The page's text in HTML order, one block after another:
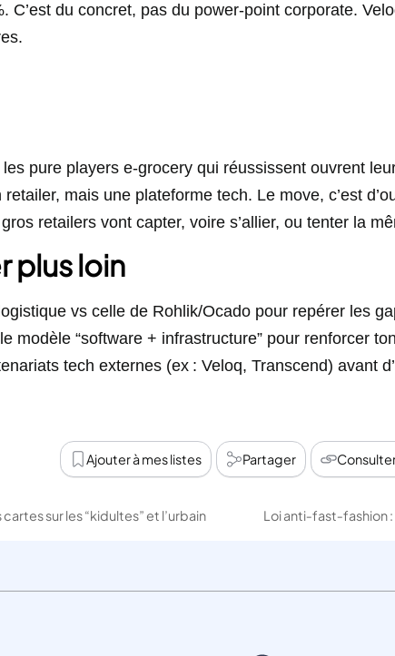
C’est du concret, pas du power‑point corporate.
les pure players e‑grocery qui réussissent ouvrent
mais une plateforme tech. Le move, c’est
retailers vont capter, voire s’allier, ou tenter la
plus loin
vs celle de Rohlik/Ocado pour repérer les
modèle “software + infrastructure” pour renforcer
tech externes (ex : Veloq, Transcend) avant
Ajouter à mes listes Partager
sur les “kidultes” et l’urbain